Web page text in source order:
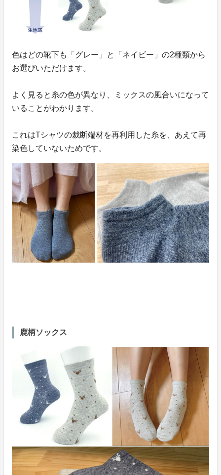
色はどの靴下も「グレー」と「ネイビー」の2種類から
お選びいただけます。
よく見ると糸の色が異なり、ミックスの風合いになって
いることがわかります。
これはTシャツの裁断端材を再利用した糸を、あえて再
染色していないためです。
鹿柄ソックス